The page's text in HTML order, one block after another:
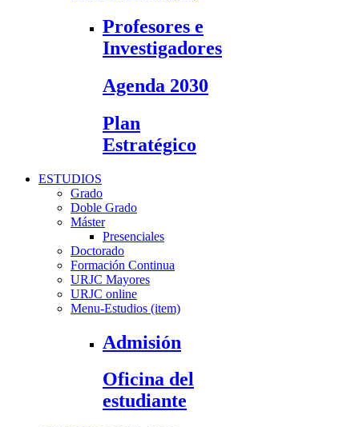
Profesores e
Investigadores
Agenda 2030
Plan
Estratégico
ESTUDIOS
Grado
Doble Grado
Máster
Presenciales
Doctorado
Formación Continua
URJC Mayores
URJC online
Menu-Estudios (item)
Admisión
Oficina del
estudiante